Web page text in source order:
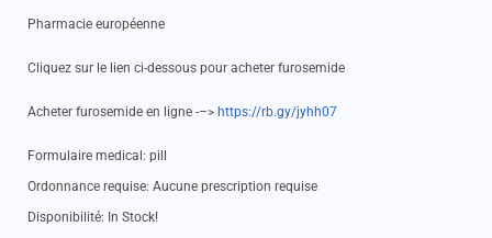
Pharmacie européenne
Cliquez sur le lien ci-dessous pour acheter furosemide
Acheter furosemide en ligne -–> https://rb.gy/jyhh07
Formulaire medical: pill
Ordonnance requise: Aucune prescription requise
Disponibilité: In Stock!